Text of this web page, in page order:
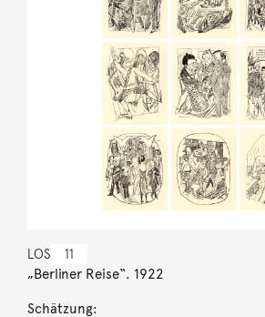
LOS 11
„Berliner Reise“. 1922
Schätzung: